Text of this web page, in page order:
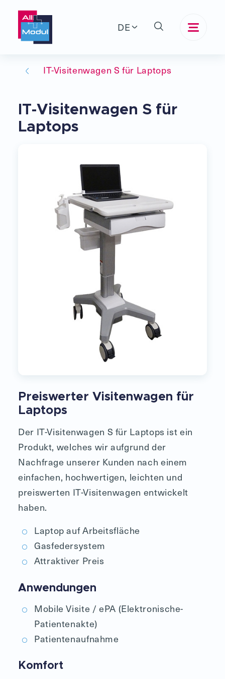
DE
IT-Visitenwagen S für Laptops
IT-Visitenwagen S für
Laptops
Preiswerter Visitenwagen für
Laptops
Der IT-Visitenwagen S für Laptops ist ein
Produkt, welches wir aufgrund der
Nachfrage unserer Kunden nach einem
einfa­chen, hochwertigen, leichten und
preiswerten IT-Visitenwagen entwickelt
haben.
Laptop auf Arbeitsfläche
Gasfedersystem
Attraktiver Preis
Anwendungen
Mobile Visite / ePA (Elektronische­
Patientenakte­)
Patientenaufnahme
Komfort